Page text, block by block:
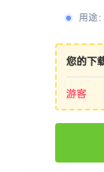
用途：
您的下
游客